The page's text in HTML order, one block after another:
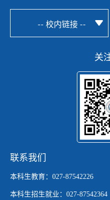
-- 校内链接 --
关
联系我们
本科生教育：027-87542226
本科生招生就业：027-87542364